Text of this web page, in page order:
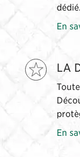
dédié.
En
LA
En